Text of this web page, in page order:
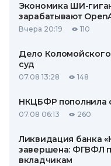
Экономика ШИ-
зарабатывают
Вчера 20:19 110
Дело
суд
07.08 13:28 148
НКЦБФР пополнила
07.08 06:13 260
Ликвидация банка
завершена: ФГВФЛ
вкладчикам